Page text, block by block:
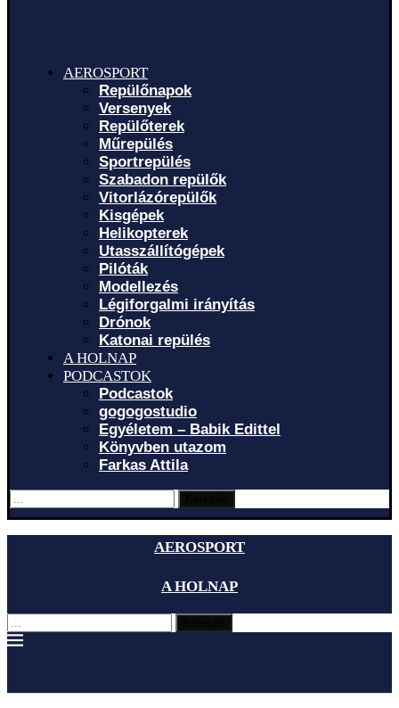
AEROSPORT
Repülőnapok
Versenyek
Repülőterek
Műrepülés
Sportrepülés
Szabadon repülők
Vitorlázórepülők
Kisgépek
Helikopterek
Utasszállítógépek
Pilóták
Modellezés
Légiforgalmi irányítás
Drónok
Katonai repülés
A HOLNAP
PODCASTOK
Podcastok
gogogostudio
Egyéletem – Babik Edittel
Könyvben utazom
Farkas Attila
AEROSPORT
A HOLNAP